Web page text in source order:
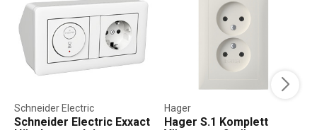
Schneider Electric Exxact
Schneider Electric
Hager S.1 Komplett
Hager